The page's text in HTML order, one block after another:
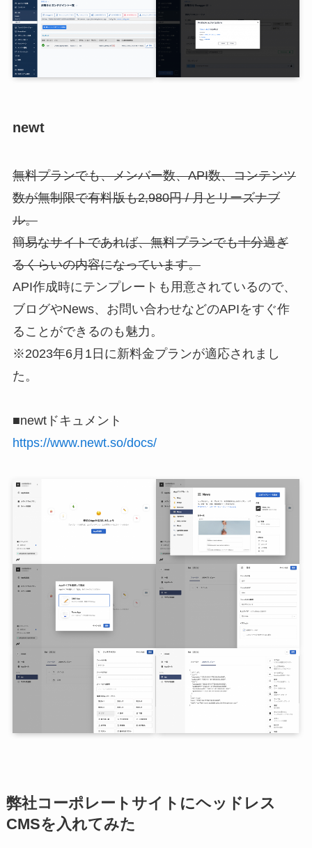
newt
無料プランでも、メンバー数、API数、コンテンツ
数が無制限で有料版も2,980円 / 月とリーズナブ
ル。
簡易なサイトであれば、無料プランでも十分過ぎ
るくらいの内容になっています。
API作成時にテンプレートも用意されているので、
ブログやNews、お問い合わせなどのAPIをすぐ作
ることができるのも魅力。
※2023年6月1日に新料金プランが適応されまし
た。
■newtドキュメント
https://www.newt.so/docs/
弊社コーポレートサイトにヘッドレス
CMSを入れてみた